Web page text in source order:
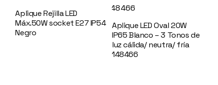
Aplique Rejilla LED
Máx.50W socket E27 IP54
Negro
Aplique LED Oval 20W
IP65 Blanco – 3 Tonos de
luz cálida/ neutra/ fría
148466